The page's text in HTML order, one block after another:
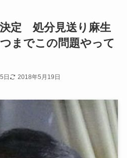
定 処分見送り麻生
までこの問題やって
日 2018年5月19日